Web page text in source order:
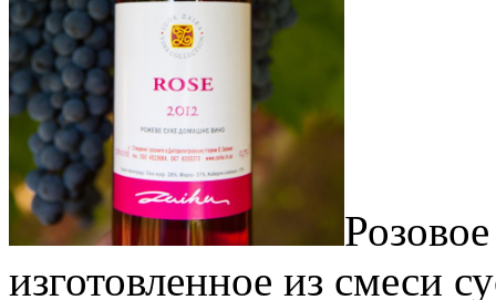
изготовленное из смеси